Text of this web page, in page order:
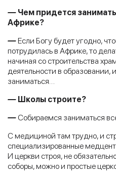
— Чем придется
Африке?
—Если Богу будет угодно,
потрудилась в Африке, то
начиная со строительства
деятельности в
заниматься…
— Школы строите?
— Собираемся заниматься
С медициной там трудно, и
специализированные
И церкви строя, не
соборы, можно и простые